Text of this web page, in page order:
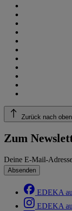
Zurück nach oben
Zum
Deine E-Mail-
Absenden
EDEKA
EDEKA